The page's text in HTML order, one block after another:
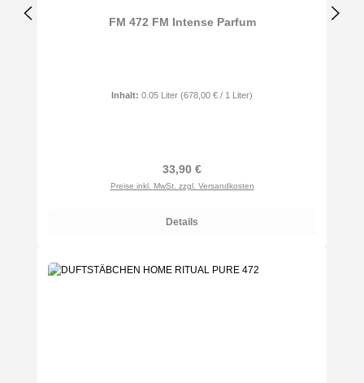
FM 472 FM Intense Parfum
Inhalt: 0.05 Liter (678,00 € / 1 Liter)
Regulärer Preis:
33,90 €
Preise inkl. MwSt. zzgl. Versandkosten
Details